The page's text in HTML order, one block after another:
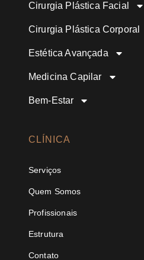
Cirurgia Plástica Facial
Cirurgia Plástica Corporal
Estética Avançada
Medicina Capilar
Bem-Estar
CLÍNICA
Serviços
Quem Somos
Profissionais
Estrutura
Contato